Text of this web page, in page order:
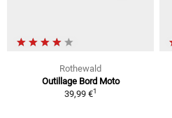
Rothewald
Outillage Bord Moto
39,99 €1